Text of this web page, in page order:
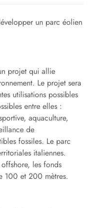
un parc éolien
projet qui allie
Le projet sera
utilisations possibles
entre elles :
aquaculture,
de
fossiles. Le parc
italiennes.
les fonds
100 et 200 mètres.